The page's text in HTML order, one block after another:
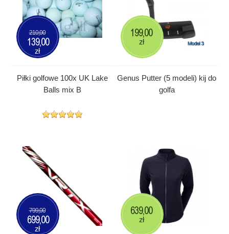
Piłki golfowe 100x UK Lake
Balls mix B
210,00
139,00
zł
Genus Putter (5 modeli) kij do
golfa
199,00
zł
799,00
699,00
zł
639,00
zł